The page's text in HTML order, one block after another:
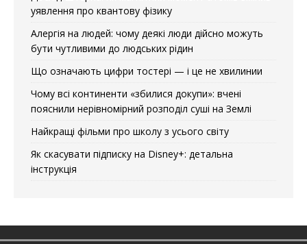
уявлення про квантову фізику
Алергія на людей: чому деякі люди дійсно можуть
бути чутливими до людських рідин
Що означають цифри тостері — і це не хвилинии
Чому всі континенти «збилися докупи»: вчені
пояснили нерівномірний розподіл суші на Землі
Найкращі фільми про школу з усього світу
Як скасувати підписку на Disney+: детальна
інструкція